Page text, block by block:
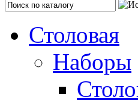
Столовая
Наборы